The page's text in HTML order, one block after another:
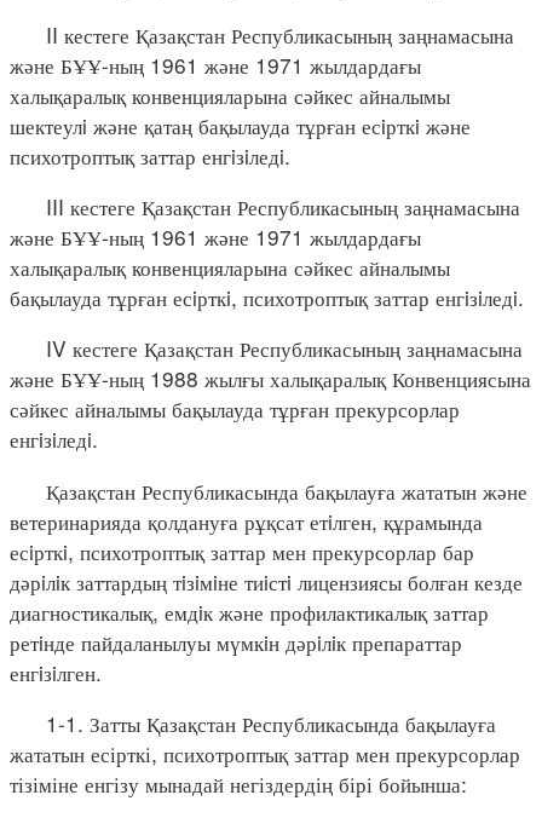
II кестеге Қазақстан Республикасының заңнамасына
және БҰҰ-ның 1961 және 1971 жылдардағы
халықаралық конвенцияларына сәйкес айналымы
шектеулi және қатаң бақылауда тұрған есiрткi және
психотроптық заттар енгiзiледi.
III кестеге Қазақстан Республикасының заңнамасына
және БҰҰ-ның 1961 және 1971 жылдардағы
халықаралық конвенцияларына сәйкес айналымы
бақылауда тұрған есiрткi, психотроптық заттар енгiзiледi.
IV кестеге Қазақстан Республикасының заңнамасына
және БҰҰ-ның 1988 жылғы халықаралық Конвенциясына
сәйкес айналымы бақылауда тұрған прекурсорлар
енгiзiледi.
Қазақстан Республикасында бақылауға жататын және
ветеринарияда қолдануға рұқсат етiлген, құрамында
есiрткi, психотроптық заттар мен прекурсорлар бар
дәрiлiк заттардың тiзiмiне тиiстi лицензиясы болған кезде
диагностикалық, емдiк және профилактикалық заттар
ретiнде пайдаланылуы мүмкiн дәрiлiк препараттар
енгiзiлген.
1-1. Затты Қазақстан Республикасында бақылауға
жататын есірткі, психотроптық заттар мен прекурсорлар
тізіміне енгізу мынадай негіздердің бірі бойынша: